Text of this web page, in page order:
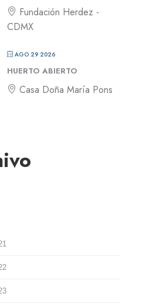
Fundación Herdez -
CDMX
AGO 29 2026
HUERTO ABIERTO
Casa Doña María Pons